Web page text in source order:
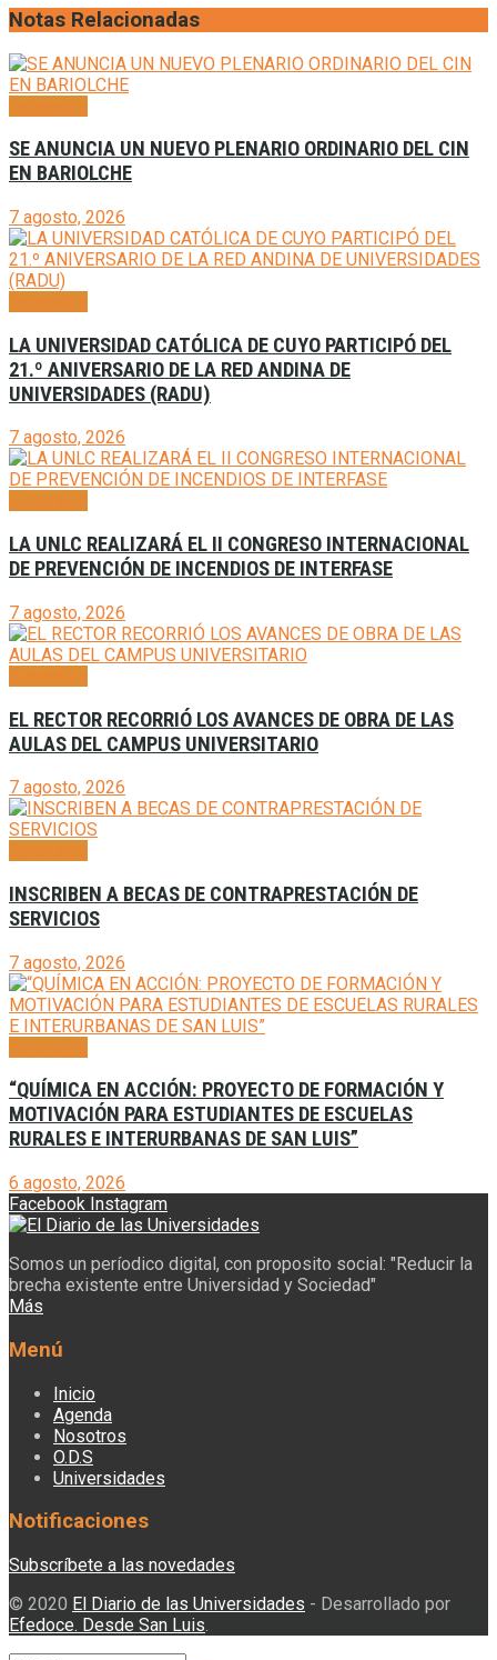
Notas Relacionadas
SE ANUNCIA UN NUEVO PLENARIO ORDINARIO DEL CIN
EN BARIOLCHE
7 agosto, 2026
LA UNIVERSIDAD CATÓLICA DE CUYO PARTICIPÓ DEL
21.º ANIVERSARIO DE LA RED ANDINA DE
UNIVERSIDADES (RADU)
7 agosto, 2026
LA UNLC REALIZARÁ EL II CONGRESO INTERNACIONAL
DE PREVENCIÓN DE INCENDIOS DE INTERFASE
7 agosto, 2026
EL RECTOR RECORRIÓ LOS AVANCES DE OBRA DE LAS
AULAS DEL CAMPUS UNIVERSITARIO
7 agosto, 2026
INSCRIBEN A BECAS DE CONTRAPRESTACIÓN DE
SERVICIOS
7 agosto, 2026
“QUÍMICA EN ACCIÓN: PROYECTO DE FORMACIÓN Y
MOTIVACIÓN PARA ESTUDIANTES DE ESCUELAS
RURALES E INTERURBANAS DE SAN LUIS”
6 agosto, 2026
Facebook Instagram
Somos un períodico digital, con proposito social: "Reducir la
brecha existente entre Universidad y Sociedad"
Más
Menú
Inicio
Agenda
Nosotros
O.D.S
Universidades
Notificaciones
Subscríbete a las novedades
© 2020 El Diario de las Universidades - Desarrollado por
Efedoce. Desde San Luis.